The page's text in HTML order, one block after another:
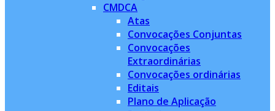
CMDCA
Atas
Convocações Conjuntas
Convocações
Extraordinárias
Convocações ordinárias
Editais
Plano de Aplicação